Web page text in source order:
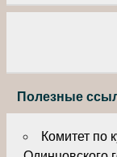
Полезные
Комитет по